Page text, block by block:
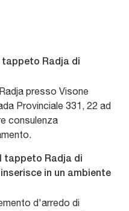
Radja di
presso Visone
Provinciale 331, 22 ad
consulenza
Radja di
in un ambiente
d'arredo di